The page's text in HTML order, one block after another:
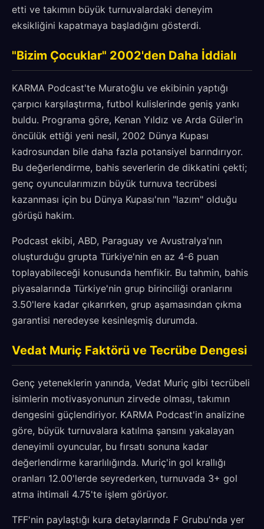
etti ve takımın büyük turnuvalardaki deneyim
eksikliğini kapatmaya başladığını gösterdi.
"Bizim Çocuklar" 2002'den Daha İddialı
KARMA Podcast'te Muratoğlu ve ekibinin yaptığı
çarpıcı karşılaştırma, futbol kulislerinde geniş yankı
buldu. Programa göre, Kenan Yıldız ve Arda Güler'in
öncülük ettiği yeni nesil, 2002 Dünya Kupası
kadrosundan bile daha fazla potansiyel barındırıyor.
Bu değerlendirme, bahis severlerin de dikkatini çekti;
genç oyuncularımızın büyük turnuva tecrübesi
kazanması için bu Dünya Kupası'nın "lazım" olduğu
görüşü hakim.
Podcast ekibi, ABD, Paraguay ve Avustralya'nın
oluşturduğu grupta Türkiye'nin en az 4-6 puan
toplayabileceği konusunda hemfikir. Bu tahmin, bahis
piyasalarında Türkiye'nin grup birinciliği oranlarını
3.50'lere kadar çıkarırken, grup aşamasından çıkma
garantisi neredeyse kesinleşmiş durumda.
Vedat Muriç Faktörü ve Tecrübe Dengesi
Genç yeteneklerin yanında, Vedat Muriç gibi tecrübeli
isimlerin motivasyonunun zirvede olması, takımın
dengesini güçlendiriyor. KARMA Podcast'in analizine
göre, büyük turnuvalara katılma şansını yakalayan
deneyimli oyuncular, bu fırsatı sonuna kadar
değerlendirme kararlılığında. Muriç'in gol krallığı
oranları 12.00'lerde seyrederken, turnuvada 3+ gol
atma ihtimali 4.75'te işlem görüyor.
TFF'nin paylaştığı kura detaylarında F Grubu'nda yer